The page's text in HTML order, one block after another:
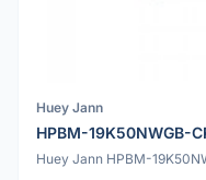
Huey Jann
HPBM-19K50NWGB-
Huey Jann HPBM-